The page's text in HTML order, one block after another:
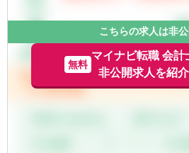
こちらの求人は非
無料
マイナビ転職 会計
非公開求人を紹